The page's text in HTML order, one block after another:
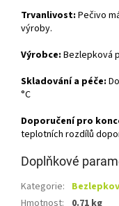
Trvanlivost: Pečivo
výroby.
Výrobce: Bezlepková
Skladování a péče:
°C
Doporučení pro
teplotních rozdílů
Doplňkové
Kategorie: